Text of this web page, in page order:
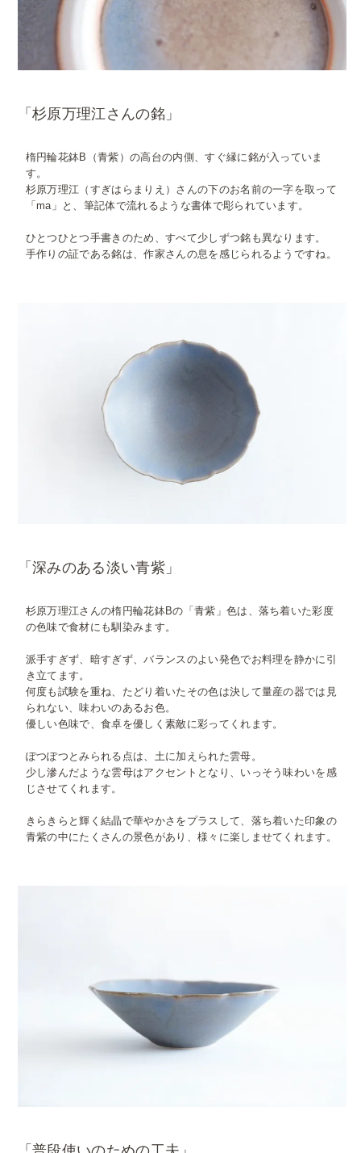
「杉原万理江さんの銘」
楕円輪花鉢B（青紫）の高台の内側、すぐ縁に銘が入っていま
す。
杉原万理江（すぎはらまりえ）さんの下のお名前の一字を取って
「ma」と、筆記体で流れるような書体で彫られています。
ひとつひとつ手書きのため、すべて少しずつ銘も異なります。
手作りの証である銘は、作家さんの息を感じられるようですね。
「深みのある淡い青紫」
杉原万理江さんの楕円輪花鉢Bの「青紫」色は、落ち着いた彩度
の色味で食材にも馴染みます。
派手すぎず、暗すぎず、バランスのよい発色でお料理を静かに引
き立てます。
何度も試験を重ね、たどり着いたその色は決して量産の器では見
られない、味わいのあるお色。
優しい色味で、食卓を優しく素敵に彩ってくれます。
ぽつぽつとみられる点は、土に加えられた雲母。
少し滲んだような雲母はアクセントとなり、いっそう味わいを感
じさせてくれます。
きらきらと輝く結晶で華やかさをプラスして、落ち着いた印象の
青紫の中にたくさんの景色があり、様々に楽しませてくれます。